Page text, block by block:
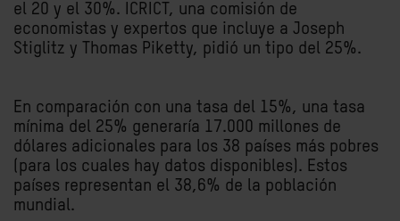
el 20 y el 30%. ICRICT, una comisión de
economistas y expertos que incluye a Joseph
Stiglitz y Thomas Piketty, pidió un tipo del 25%.
En comparación con una tasa del 15%, una tasa
mínima del 25% generaría 17.000 millones de
dólares adicionales para los 38 países más pobres
(para los cuales hay datos disponibles). Estos
países representan el 38,6% de la población
mundial.